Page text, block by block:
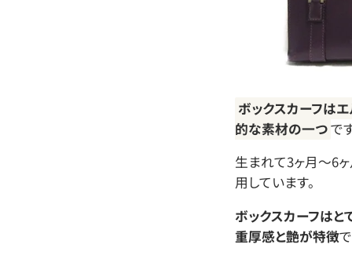
ボックスカーフは
的な素材の一つで
生まれて3ヶ月～6
用しています。
ボックスカーフは
重厚感と艶が特徴